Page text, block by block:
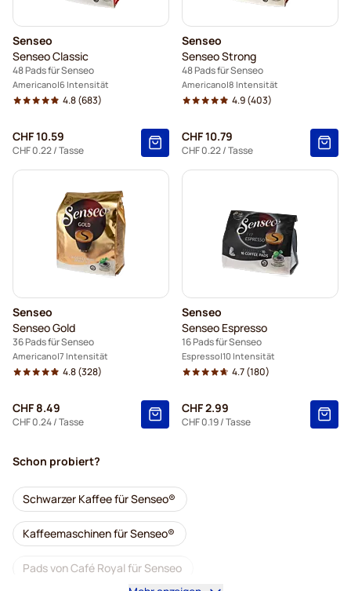
Senseo
Senseo Classic
48 Pads für Senseo
Americano 6 Intensität
4.8(683)
CHF 10.59
CHF 0.22/ Tasse
Senseo
Senseo Strong
48 Pads für Senseo
Americano 8 Intensität
4.9(403)
CHF 10.79
CHF 0.22/ Tasse
Senseo
Senseo Gold
36 Pads für Senseo
Americano 7 Intensität
4.8(328)
CHF 8.49
CHF 0.24/ Tasse
Senseo
Senseo Espresso
16 Pads für Senseo
Espresso 10 Intensität
4.7(180)
CHF 2.99
CHF 0.19/ Tasse
Schon probiert?
Schwarzer Kaffee für Senseo®
Kaffeemaschinen für Senseo®
Pads von Café Royal für Senseo